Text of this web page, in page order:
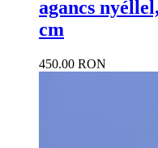
agancs
cm
450.00 RON